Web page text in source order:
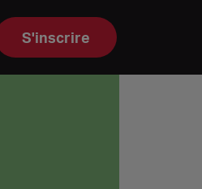
S'inscrire